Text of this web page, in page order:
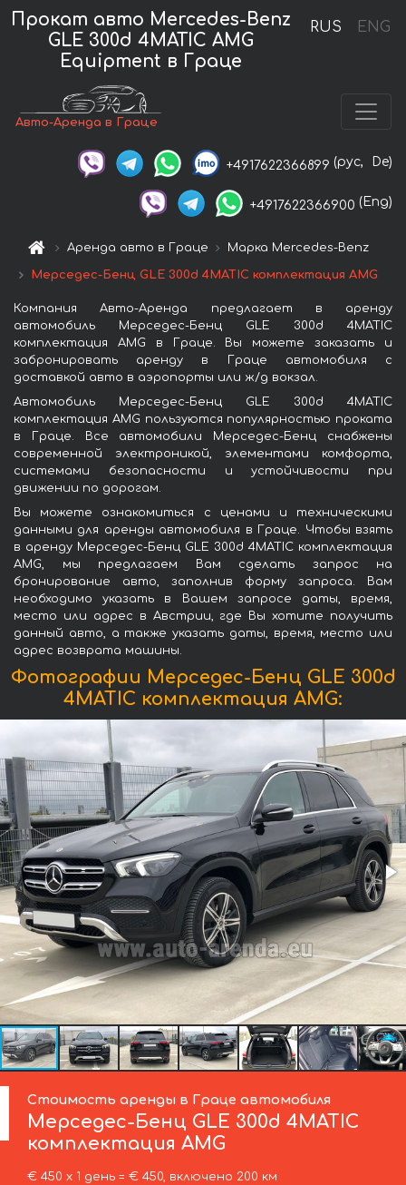
RUS ENG
Прокат авто Mercedes-Benz
GLE 300d 4MATIC AMG
Equipment в Граце
Авто-Аренда в Граце
+4917622366899 (рус, De)
+4917622366900 (Eng)
Аренда авто в Граце Марка Mercedes-Benz
Мерседес-Бенц GLE 300d 4MATIC комплектация AMG
Компания Авто-Аренда предлагает в аренду
автомобиль Мерседес-Бенц GLE 300d 4MATIC
комплектация AMG в Граце. Вы можете заказать и
забронировать аренду в Граце автомобиля с
доставкой авто в аэропорты или ж/д вокзал.
Автомобиль Мерседес-Бенц GLE 300d 4MATIC
комплектация AMG пользуются популярностью проката
в Граце. Все автомобили Мерседес-Бенц снабжены
современной электроникой, элементами комфорта,
системами безопасности и устойчивости при
движении по дорогам.
Вы можете ознакомиться с ценами и техническими
данными для аренды автомобиля в Граце. Чтобы взять
в аренду Мерседес-Бенц GLE 300d 4MATIC комплектация
AMG, мы предлагаем Вам сделать запрос на
бронирование авто, заполнив форму запроса. Вам
необходимо указать в Вашем запросе даты, время,
место или адрес в Австрии, где Вы хотите получить
данный авто, а также указать даты, время, место или
адрес возврата машины.
Фотографии Мерседес-Бенц GLE 300d
4MATIC комплектация AMG:
Стоимость аренды в Граце автомобиля
Мерседес-Бенц GLE 300d 4MATIC
комплектация AMG
€ 450 х 1 день = € 450, включено 200 км